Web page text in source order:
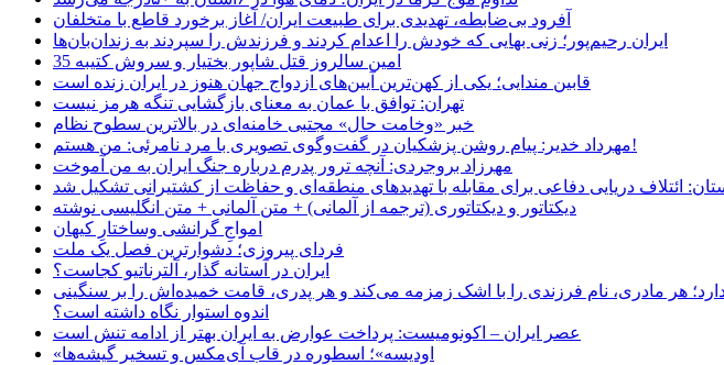
آفرود بی‌ضابطه، تهدیدی برای طبیعت ایران/ آغاز برخورد قاطع با متخلفان
ایران رحیم‌پور؛ زنی بهایی که خودش را اعدام کردند و فرزندش را سپردند به زندان‌بان‌ها
35 امین سالروز قتل شاپور بختیار و سروش کتیبه
قابین مندایی؛ یکی از کهن‌ترین آیین‌های ازدواج جهان هنوز در ایران زنده است
تهران: توافق با عمان به معنای بازگشایی تنگه هرمز نیست
خبر «وخامت حال» مجتبی خامنه‌ای در بالاترین سطوح نظام
مهرداد خدیر: پیام روشن پزشکیان در گفت‌و‌گوی تصویری با مرد نامرئی: من هستم!
مهرزاد بروجردی: آنچه ترور پدرم درباره جنگ ایران به من آموخت
ائتلاف دریایی دفاعی برای مقابله با تهدیدهای منطقه‌ای و حفاظت از کشتیرانی تشکیل شد
دیکتاتور و دیکتاتوری (ترجمه از آلمانی) + متن آلمانی + متن انگلیسی نوشته
‌امواجِ گرانشی وساختارِ کیهان
فردای پیروزی؛ دشوارترین فصل یک ملت
ایران در آستانه گذار، آلترناتیو کجاست؟
هر مادری، نام فرزندی را با اشک زمزمه می‌کند و هر پدری، قامت خمیده‌اش را بر سنگینی
اندوه استوار نگاه داشته است؟
عصر ایران – اکونومیست: پرداخت عوارض به ایران بهتر از ادامه تنش است
«اودیسه»؛ اسطوره در قاب آی‌مکس و تسخیر گیشه‌ها